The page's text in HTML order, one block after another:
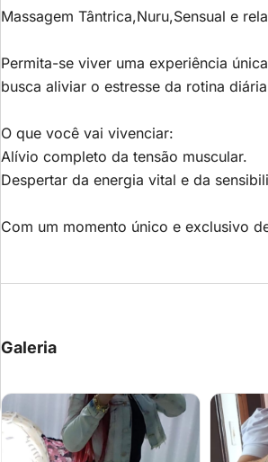
Massagem Tântrica,Nuru,Sensual e
Permita-se viver uma experiência
busca aliviar o estresse da rotina
O que você vai vivenciar:
Alívio completo da tensão muscular.
Despertar da energia vital e da
Com um momento único e exclusivo
Galeria